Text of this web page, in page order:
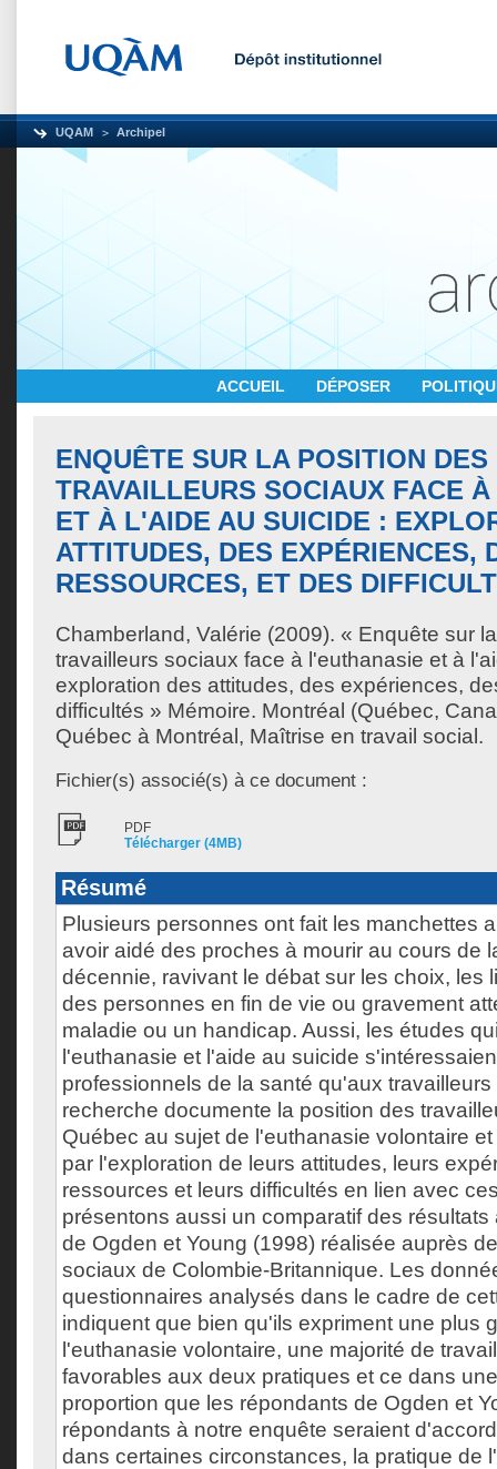
UQAM Archipel
ACCUEIL DÉPOSER
ENQUÊTE SUR LA POSITION DES
TRAVAILLEURS SOCIAUX FACE
ET À L'AIDE AU SUICIDE :
ATTITUDES, DES EXPÉRIENCES,
RESSOURCES, ET DES
Chamberland, Valérie (2009). « Enquête sur
travailleurs sociaux face à l'euthanasie et à
exploration des attitudes, des expériences,
difficultés » Mémoire. Montréal (Québec,
Québec à Montréal, Maîtrise en travail social.
Fichier(s) associé(s) à ce document :
PDF
Télécharger (4MB)
Résumé
Plusieurs personnes ont fait les manchettes
avoir aidé des proches à mourir au cours de
décennie, ravivant le débat sur les choix, les
des personnes en fin de vie ou gravement
maladie ou un handicap. Aussi, les études
l'euthanasie et l'aide au suicide
professionnels de la santé qu'aux
recherche documente la position des
Québec au sujet de l'euthanasie volontaire
par l'exploration de leurs attitudes, leurs
ressources et leurs difficultés en lien avec
présentons aussi un comparatif des
de Ogden et Young (1998) réalisée auprès
sociaux de Colombie-Britannique. Les
questionnaires analysés dans le cadre de
indiquent que bien qu'ils expriment une plus
l'euthanasie volontaire, une majorité de
favorables aux deux pratiques et ce dans
proportion que les répondants de Ogden et
répondants à notre enquête seraient
dans certaines circonstances, la pratique de